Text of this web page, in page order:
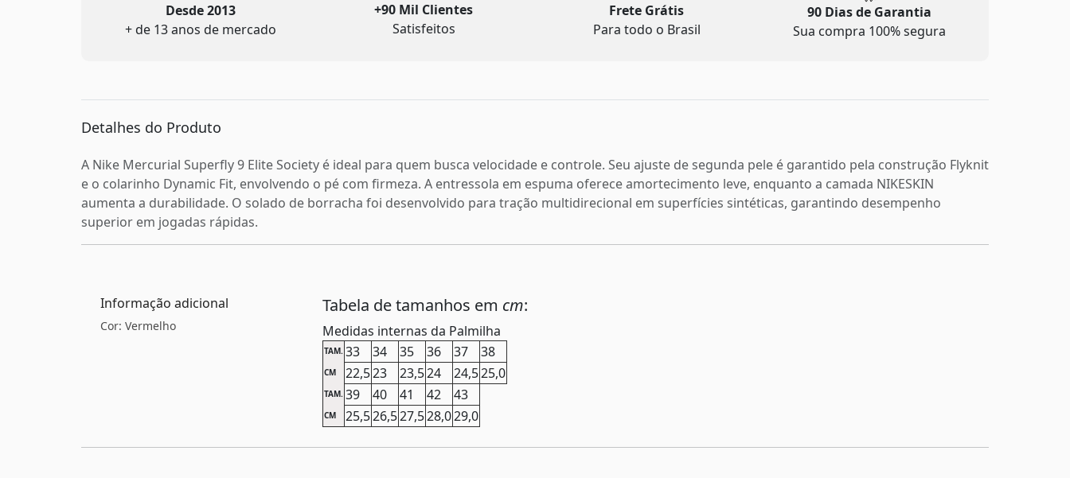
Desde 2013
+ de 13 anos de mercado
+90 Mil Clientes
Satisfeitos
Frete Grátis
Para todo o Brasil
90 Dias de Garantia
Sua compra 100% segura
Detalhes do Produto
A Nike Mercurial Superfly 9 Elite Society é ideal para quem busca velocidade e controle. Seu ajuste de segunda pele é garantido pela construção Flyknit
e o colarinho Dynamic Fit, envolvendo o pé com firmeza. A entressola em espuma oferece amortecimento leve, enquanto a camada NIKESKIN
aumenta a durabilidade. O solado de borracha foi desenvolvido para tração multidirecional em superfícies sintéticas, garantindo desempenho
superior em jogadas rápidas.
Informação adicional
Cor: Vermelho
Tabela de tamanhos em cm:
Medidas internas da Palmilha
TAM. 33 34 35 36 37 38
CM 22,523 23,524 24,525,0
TAM. 39 40 41 42 43
CM 25,526,527,528,029,0